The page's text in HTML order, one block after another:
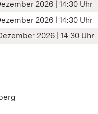
2026 | 14:30 Uhr
2026 | 14:30 Uhr
2026 | 14:30 Uhr